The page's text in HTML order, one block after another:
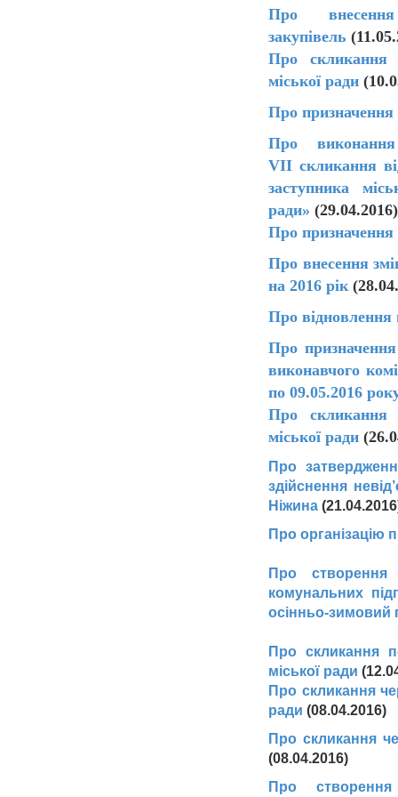
Про
закупівель
Про скликання
міської ради
Про
Про
VІІ скликання
заступника
ради» (29.04.2016)
Про
Про внесення
на 2016 рік
Про відновлення
Про призначення
виконавчого
по 09.05.2016
Про скликання
міської ради
Про
здійснення
Ніжина
Про організацію
Про створення
комунальних
осінньо-зимовий
Про скликання
міської ради
Про скликання
ради (08.04.2016)
Про скликання
(08.04.2016)
Про